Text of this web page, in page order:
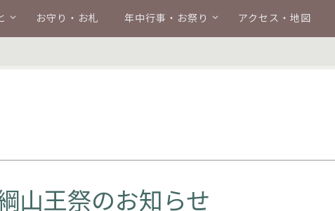
お守り・お札 年中行事・お祭り アクセス・地図
山王祭のお知らせ